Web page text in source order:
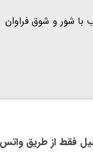
با شور و شوق فراوان
آپ یا ایتا با شماره